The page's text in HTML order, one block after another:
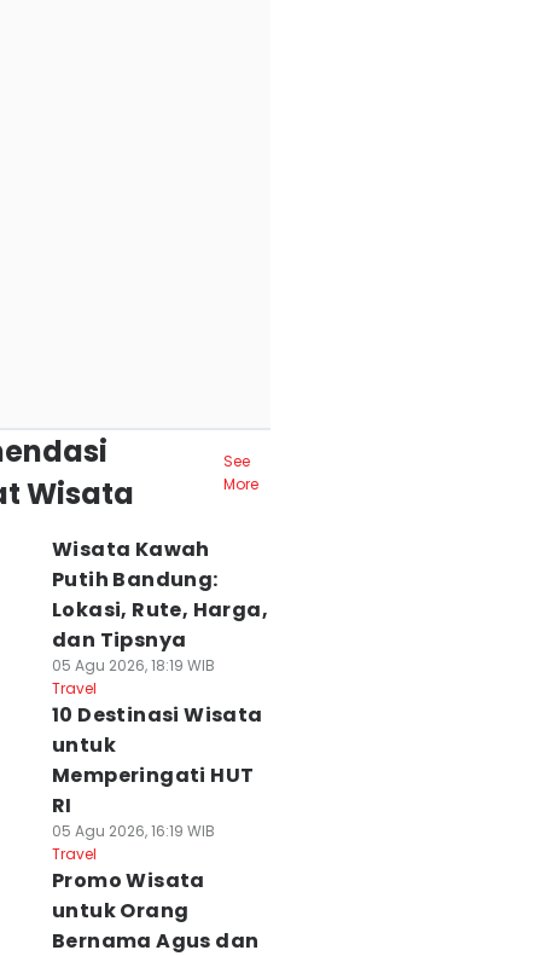
Wisata
See
More
Wisata Kawah
Putih Bandung:
Lokasi, Rute, Harga,
dan Tipsnya
05 Agu 2026, 18:19 WIB
Travel
10 Destinasi Wisata
untuk
Memperingati HUT
RI
05 Agu 2026, 16:19 WIB
Travel
Promo Wisata
untuk Orang
Bernama Agus dan